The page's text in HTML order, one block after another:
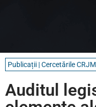
Publicații |Cercetările CRJM
Auditul